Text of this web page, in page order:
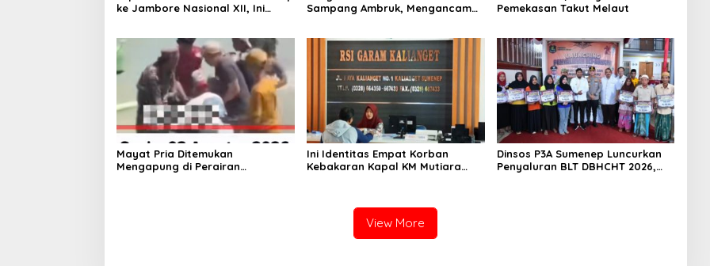
ke Jambore Nasional XII, Ini
Sampang Ambruk, Mengancam
Pemekasan Takut Melaut
Mayat Pria Ditemukan
Mengapung di Perairan
Ini Identitas Empat Korban
Kebakaran Kapal KM Mutiara
Dinsos P3A Sumenep Luncurkan
Penyaluran BLT DBHCHT 2026,
View More